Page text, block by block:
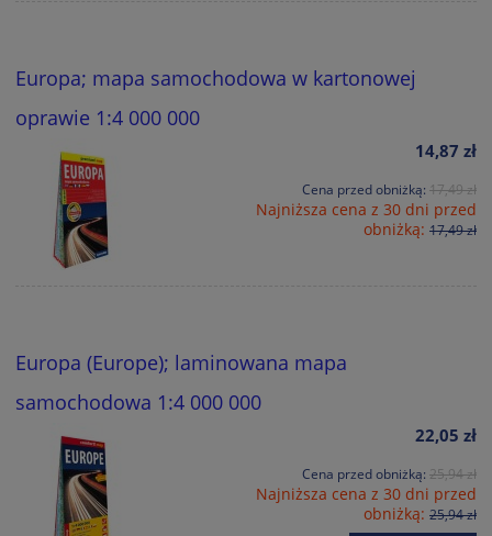
Europa; mapa samochodowa w kartonowej
oprawie 1:4 000 000
14,87 zł
Cena przed obniżką: 17,49 zł
Najniższa cena z 30 dni przed
obniżką: 17,49 zł
Europa (Europe); laminowana mapa
samochodowa 1:4 000 000
22,05 zł
Cena przed obniżką: 25,94 zł
Najniższa cena z 30 dni przed
obniżką: 25,94 zł